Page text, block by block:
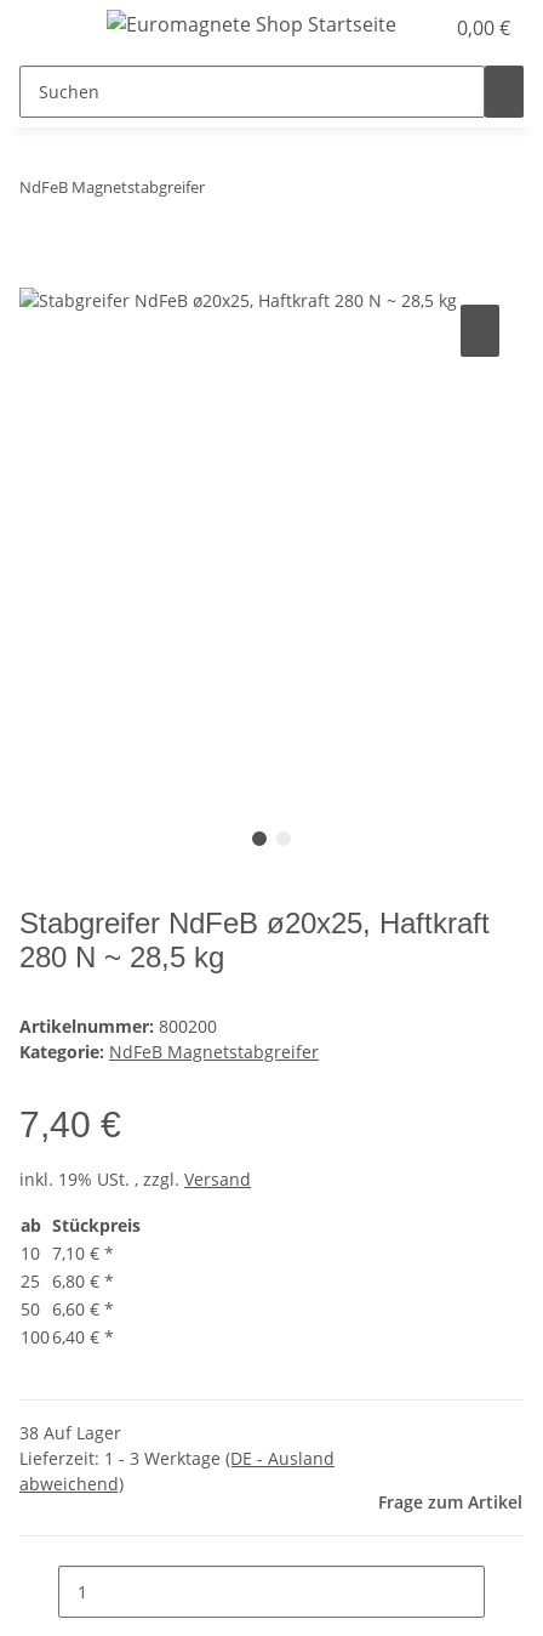
0,00 €
NdFeB Magnetstabgreifer
Stabgreifer NdFeB ø20x25, Haftkraft
280 N ~ 28,5 kg
Artikelnummer: 800200
Kategorie: NdFeB Magnetstabgreifer
7,40 €
inkl. 19% USt. , zzgl. Versand
ab Stückpreis
10 7,10 € *
25 6,80 € *
50 6,60 € *
1006,40 € *
38 Auf Lager
Lieferzeit: 1 - 3 Werktage (DE - Ausland
abweichend)
Frage zum Artikel